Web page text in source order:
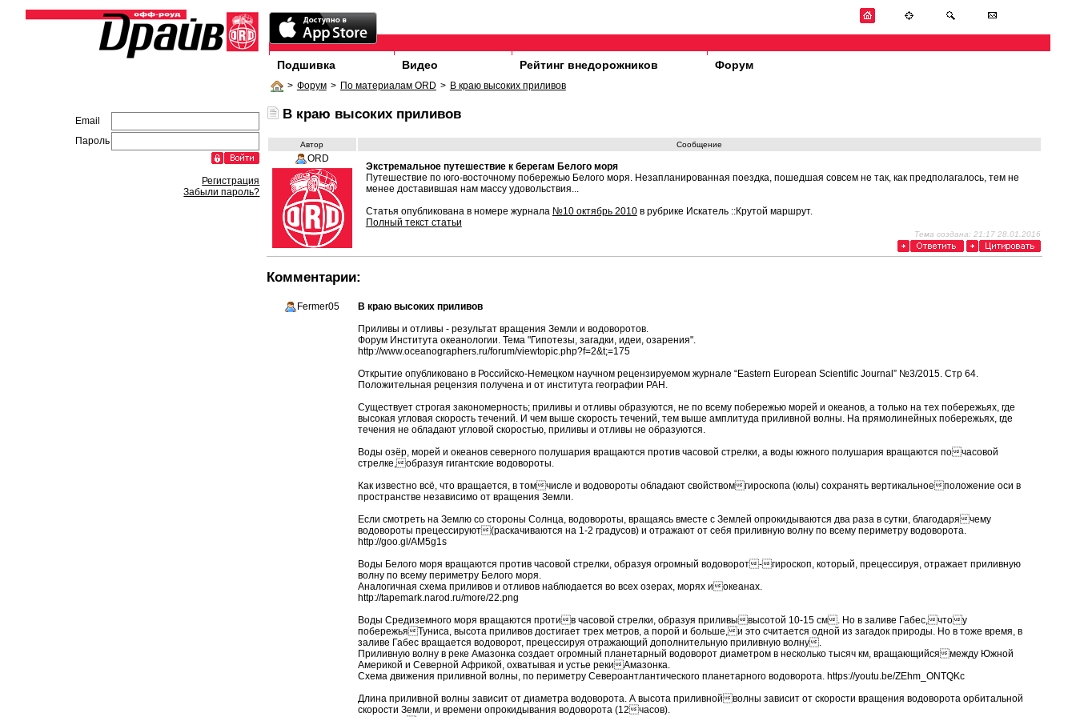
Подшивка Видео Рейтинг внедорожников Форум
> Форум > По материалам ORD > В краю высоких приливов
В краю высоких приливов
Автор Сообщение
ORD
Экстремальное путешествие к берегам Белого моря
Путешествие по юго-восточному побережью Белого моря. Незапланированная поездка, пошедшая совсем не так, как предполагалось, тем не
менее доставившая нам массу удовольствия...
Статья опубликована в номере журнала №10 октябрь 2010в рубрике Искатель ::Крутой маршрут.
Полный текст статьи
Тема создана: 21:17 28.01.2016
Комментарии:
Fermer05
В краю высоких приливов
Приливы и отливы - результат вращения Земли и водоворотов.
Форум Института океанологии. Тема "Гипотезы, загадки, идеи, озарения".
http://www.oceanographers.ru/forum/viewtopic.php?f=2&t;=175
Открытие опубликовано в Российско-Немецком научном рецензируемом журнале “Eastern European Scientific Journal” №3/2015. Стр 64.
Положительная рецензия получена и от института географии РАН.
Существует строгая закономерность; приливы и отливы образуются, не по всему побережью морей и океанов, а только на тех побережьях, где
высокая угловая скорость течений. И чем выше скорость течений, тем выше амплитуда приливной волны. На прямолинейных побережьях, где
течения не обладают угловой скоростью, приливы и отливы не образуются.
Воды озёр, морей и океанов северного полушария вращаются против часовой стрелки, а воды южного полушария вращаются почасовой
стрелке,образуя гигантские водовороты.
Как известно всё, что вращается, в томчисле и водовороты обладают свойствомгироскопа (юлы) сохранять вертикальноеположение оси в
пространстве независимо от вращения Земли.
Если смотреть на Землю со стороны Солнца, водовороты, вращаясь вместе с Землей опрокидываются два раза в сутки, благодарячему
водовороты прецессируют(раскачиваются на 1-2 градусов) и отражают от себя приливную волну по всему периметру водоворота.
http://goo.gl/AM5g1s
Воды Белого моря вращаются против часовой стрелки, образуя огромный водоворот-гироскоп, который, прецессируя, отражает приливную
волну по всему периметру Белого моря.
Аналогичная схема приливов и отливов наблюдается во всех озерах, морях иокеанах.
http://tapemark.narod.ru/more/22.png
Воды Средиземного моря вращаются против часовой стрелки, образуя приливывысотой 10-15 см. Но в заливе Габес,чтоу
побережьяТуниса, высота приливов достигает трех метров, а порой и больше,и это считается одной из загадок природы. Но в тоже время, в
заливе Габес вращается водоворот, прецессируя отражающий дополнительную приливную волну.
Приливную волну в реке Амазонка создает огромный планетарный водоворот диаметром в несколько тысяч км, вращающийсямежду Южной
Америкой и Северной Африкой, охватывая и устье рекиАмазонка.
Схема движения прили­вной волны, по пери­­­метру Североантлантич­еского­ планетарног­­­о водоворота. https://youtu.be/ZEhm_ONTQKc
Длина приливной волны зависит от диаметра водоворота. А высота приливнойволны зависит от скорости вращения водоворота орбитальной
скорости Земли, и времени опрокидывания водоворота (12часов).
Email
Пароль
Регистрация
Забыли пароль?